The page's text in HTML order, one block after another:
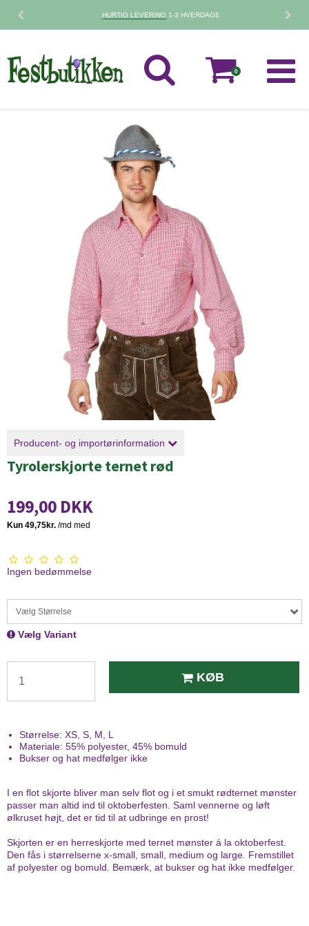
HURTIG LEVERING 1-3 HVERDAGE
0
Producent- og importørinformation
Tyrolerskjorte ternet rød
199,00 DKK
Ingen bedømmelse
Vælg Størrelse
Vælg Variant
KØB
Størrelse: XS, S, M, L
Materiale: 55% polyester, 45% bomuld
Bukser og hat medfølger ikke
I en flot skjorte bliver man selv flot og i et smukt rødternet mønster
passer man altid ind til oktoberfesten. Saml vennerne og løft
ølkruset højt, det er tid til at udbringe en prost!
Skjorten er en herreskjorte med ternet mønster á la oktoberfest.
Den fås i størrelserne x-small, small, medium og large. Fremstillet
af polyester og bomuld. Bemærk, at bukser og hat ikke medfølger.